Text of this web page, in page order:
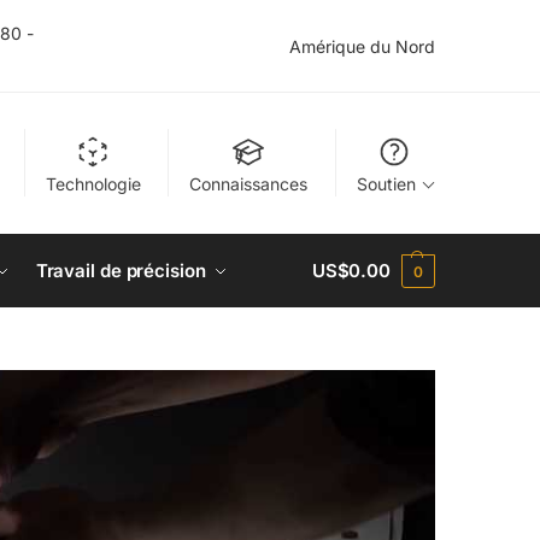
-
Amérique du Nord
Technologie Connaissances Soutien
Travail de précision US$0.00 0